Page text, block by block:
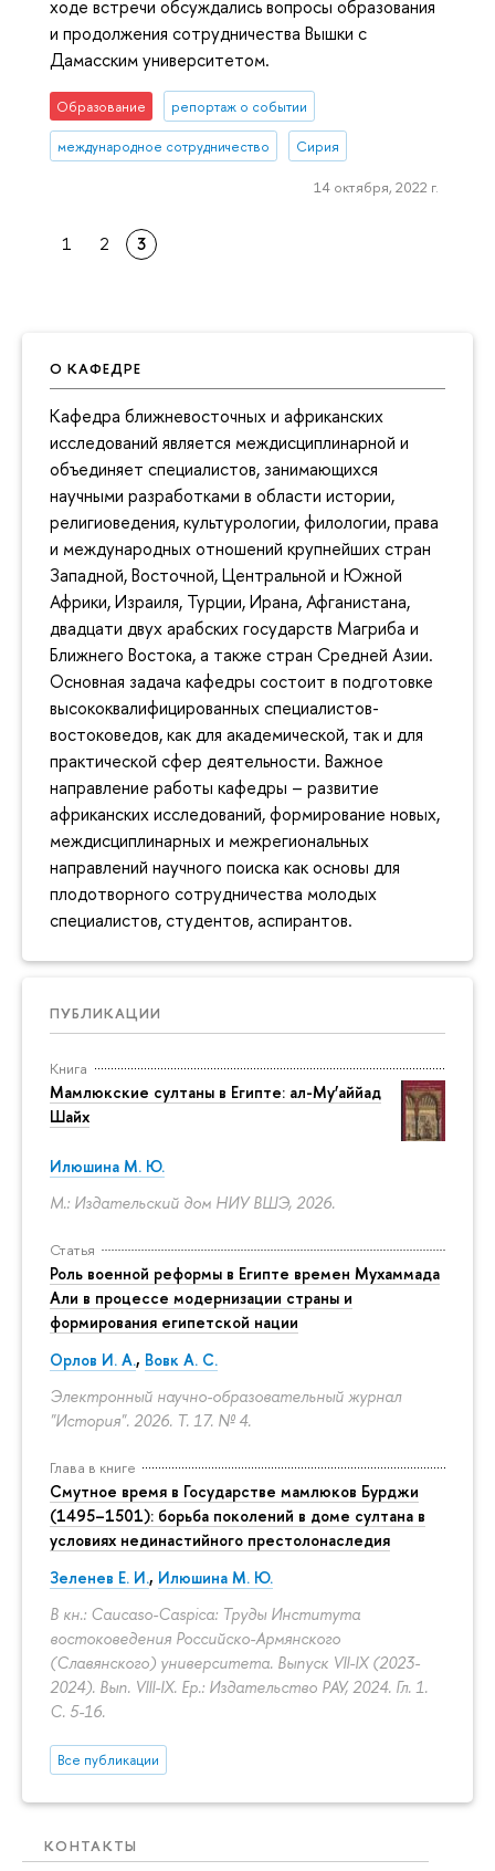
О КАФЕДРЕ
Кафедра ближневосточных и африканских
исследований является междисциплинарной и
объединяет специалистов, занимающихся
научными разработками в области истории,
религиоведения, культурологии, филологии, права
и международных отношений крупнейших стран
Западной, Восточной, Центральной и Южной
Африки, Израиля, Турции, Ирана, Афганистана,
двадцати двух арабских государств Магриба и
Ближнего Востока, а также стран Средней Азии.
Основная задача кафедры состоит в подготовке
высококвалифицированных специалистов-
востоковедов, как для академической, так и для
практической сфер деятельности. Важное
направление работы кафедры – развитие
африканских исследований, формирование новых,
междисциплинарных и межрегиональных
направлений научного поиска как основы для
плодотворного сотрудничества молодых
специалистов, студентов, аспирантов.
ПУБЛИКАЦИИ
Книга
Мамлюкские султаны в Египте: ал-Му’аййад
Шайх
Илюшина М. Ю.
М.: Издательский дом НИУ ВШЭ, 2026.
Статья
Роль военной реформы в Египте времен Мухаммада
Али в процессе модернизации страны и
формирования египетской нации
Орлов И. А., Вовк А. С.
Электронный научно-образовательный журнал
"История". 2026. Т. 17. № 4.
Глава в книге
Смутное время в Государстве мамлюков Бурджи
(1495–1501): борьба поколений в доме султана в
условиях нединастийного престолонаследия
Зеленев Е. И., Илюшина М. Ю.
В кн.: Caucaso-Caspica: Труды Института
востоковедения Российско-Армянского
(Славянского) университета. Выпуск VII-IX (2023-
2024). Вып. VIII-IX. Ер.: Издательство РАУ, 2024. Гл. 1.
С. 5-16.
Все публикации
КОНТАКТЫ
ходе встречи обсуждались вопросы образования
и продолжения сотрудничества Вышки с
Дамасским университетом.
Образование репортаж о событии
международное сотрудничество Сирия
14 октября, 2022 г.
1 2 3